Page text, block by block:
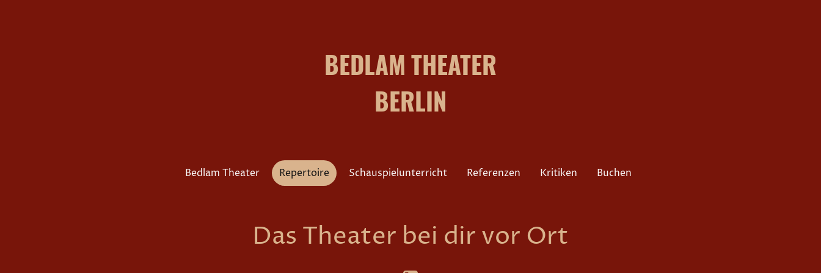
BEDLAM THEATER
BERLIN
Bedlam Theater Repertoire Schauspielunterricht Referenzen Kritiken Buchen
Das Theater bei dir vor Ort